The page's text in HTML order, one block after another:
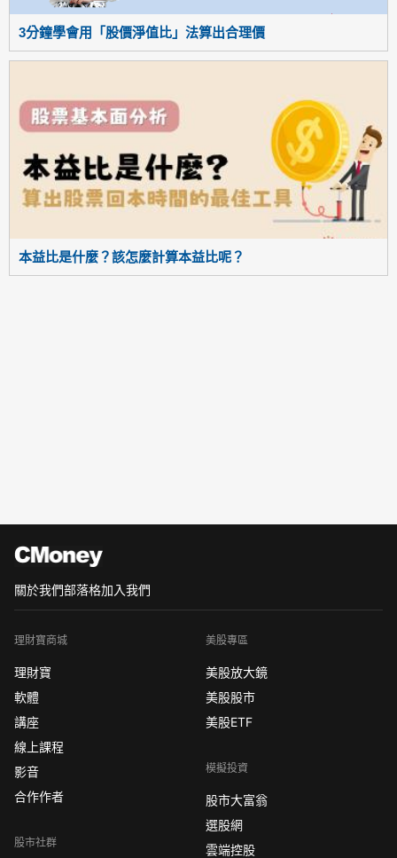
3分鐘學會用「股價淨值比」法算出合理價
本益比是什麼？該怎麼計算本益比呢？
關於我們部落格加入我們
理財寶商城
理財寶
軟體
講座
線上課程
影音
合作作者
股市社群
美股專區
美股放大鏡
美股股市
美股ETF
模擬投資
股市大富翁
選股網
雲端控股